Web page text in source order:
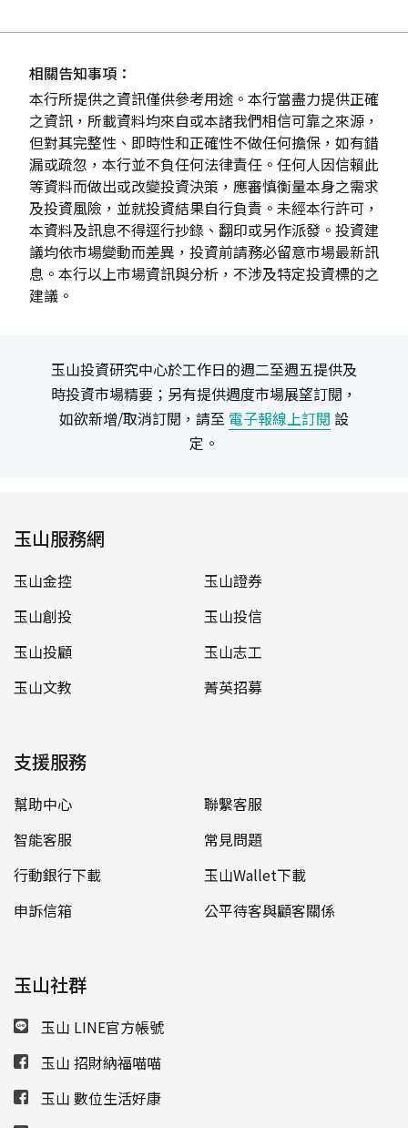
相關告知事項：
本行所提供之資訊僅供參考用途。本行當盡力提供正確
之資訊，所載資料均來自或本諸我們相信可靠之來源，
但對其完整性、即時性和正確性不做任何擔保，如有錯
漏或疏忽，本行並不負任何法律責任。任何人因信賴此
等資料而做出或改變投資決策，應審慎衡量本身之需求
及投資風險，並就投資結果自行負責。未經本行許可，
本資料及訊息不得逕行抄錄、翻印或另作派發。投資建
議均依市場變動而差異，投資前請務必留意市場最新訊
息。本行以上市場資訊與分析，不涉及特定投資標的之
建議。
玉山投資研究中心於工作日的週二至週五提供及
時投資市場精要；另有提供週度市場展望訂閱，
如欲新增/取消訂閱，請至 電子報線上訂閱 設
定。
玉山服務網
玉山金控
玉山證券
玉山創投
玉山投信
玉山投顧
玉山志工
玉山文教
菁英招募
支援服務
幫助中心
聯繫客服
智能客服
常見問題
行動銀行下載
玉山Wallet下載
申訴信箱
公平待客與顧客關係
玉山社群
玉山 LINE官方帳號
玉山 招財納福喵喵
玉山 數位生活好康